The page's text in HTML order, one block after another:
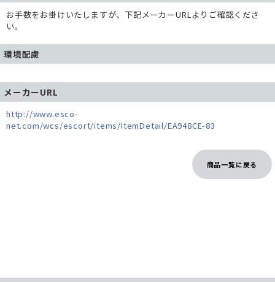
お手数をお掛けいたしますが、下記メーカーURLよりご確認くださ
い。
環境配慮
メーカーURL
http://www.esco-
net.com/wcs/escort/items/ItemDetail/EA948CE-83
商品一覧に戻る